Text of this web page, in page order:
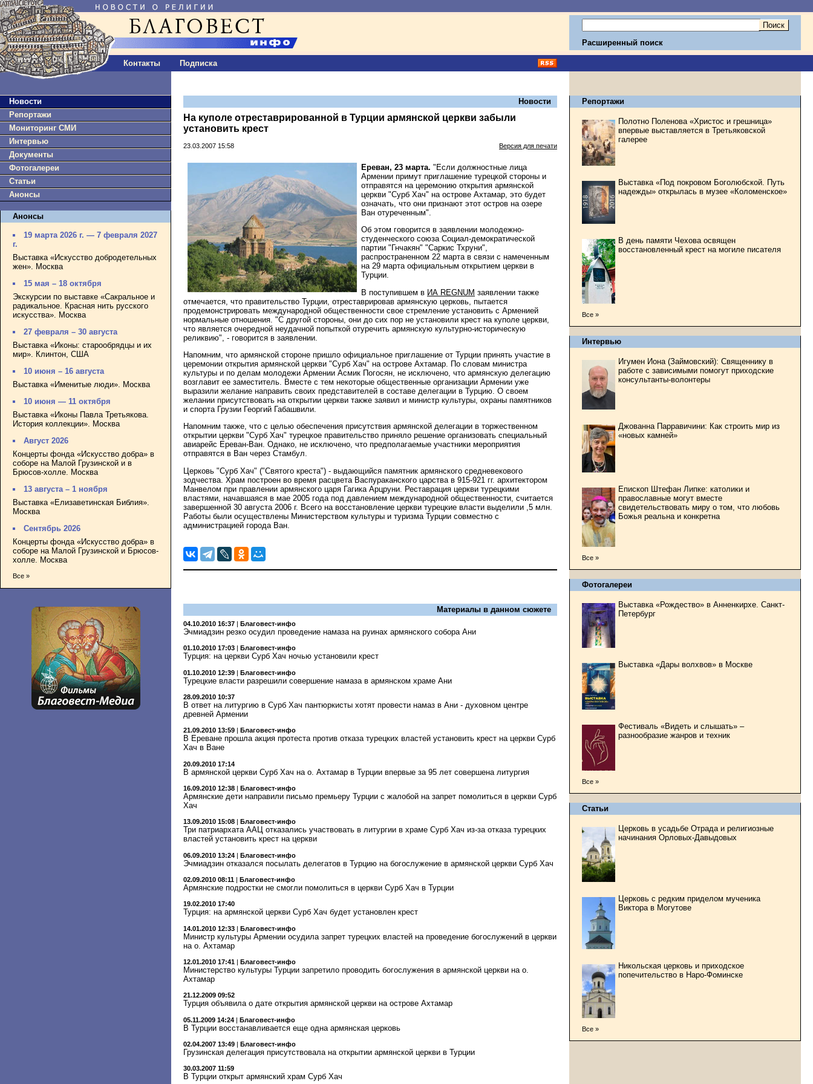
Контакты Подписка
Расширенный поиск
Новости
Репортажи
Мониторинг СМИ
Интервью
Документы
Фотогалереи
Статьи
Анонсы
Анонсы
19 марта 2026 г. — 7 февраля 2027
г.
Выставка «Искусство добродетельных
жен». Москва
15 мая – 18 октября
Экскурсии по выставке «Сакральное и
радикальное. Красная нить русского
искусства». Москва
27 февраля – 30 августа
Выставка «Иконы: старообрядцы и их
мир». Клинтон, США
10 июня – 16 августа
Выставка «Именитые люди». Москва
10 июня — 11 октября
Выставка «Иконы Павла Третьякова.
История коллекции». Москва
Август 2026
Концерты фонда «Искусство добра» в
соборе на Малой Грузинской и в
Брюсов-холле. Москва
13 августа – 1 ноября
Выставка «Елизаветинская Библия».
Москва
Сентябрь 2026
Концерты фонда «Искусство добра» в
соборе на Малой Грузинской и Брюсов-
холле. Москва
Все »
Новости
На куполе отреставрированной в Турции армянской церкви забыли
установить крест
23.03.2007 15:58 Версия для печати
Ереван, 23 марта. "Если должностные лица
Армении примут приглашение турецкой стороны и
отправятся на церемонию открытия армянской
церкви "Сурб Хач" на острове Ахтамар, это будет
означать, что они признают этот остров на озере
Ван отуреченным".
Об этом говорится в заявлении молодежно-
студенческого союза Социал-демократической
партии "Гнчакян" "Саркис Тхруни",
распространенном 22 марта в связи с намеченным
на 29 марта официальным открытием церкви в
Турции.
В поступившем в ИА REGNUM заявлении также
отмечается, что правительство Турции, отреставрировав армянскую церковь, пытается
продемонстрировать международной общественности свое стремление установить с Арменией
нормальные отношения. "С другой стороны, они до сих пор не установили крест на куполе церкви,
что является очередной неудачной попыткой отуречить армянскую культурно-историческую
реликвию", - говорится в заявлении.
Напомним, что армянской стороне пришло официальное приглашение от Турции принять участие в
церемонии открытия армянской церкви "Сурб Хач" на острове Ахтамар. По словам министра
культуры и по делам молодежи Армении Асмик Погосян, не исключено, что армянскую делегацию
возглавит ее заместитель. Вместе с тем некоторые общественные организации Армении уже
выразили желание направить своих представителей в составе делегации в Турцию. О своем
желании присутствовать на открытии церкви также заявил и министр культуры, охраны памятников
и спорта Грузии Георгий Габашвили.
Напомним также, что с целью обеспечения присутствия армянской делегации в торжественном
открытии церкви "Сурб Хач" турецкое правительство приняло решение организовать специальный
авиарейс Ереван-Ван. Однако, не исключено, что предполагаемые участники мероприятия
отправятся в Ван через Стамбул.
Церковь "Сурб Хач" ("Святого креста") - выдающийся памятник армянского средневекового
зодчества. Храм построен во время расцвета Васпураканского царства в 915-921 гг. архитектором
Манвелом при правлении армянского царя Гагика Арцруни. Реставрация церкви турецкими
властями, начавшаяся в мае 2005 года под давлением международной общественности, считается
завершенной 30 августа 2006 г. Всего на восстановление церкви турецкие власти выделили ,5 млн.
Работы были осуществлены Министерством культуры и туризма Турции совместно с
администрацией города Ван.
Материалы в данном сюжете
04.10.2010 16:37 | Благовест-инфо
Эчмиадзин резко осудил проведение намаза на руинах армянского собора Ани
01.10.2010 17:03 Благовест-инфо
Турция: на церкви Сурб Хач ночью установили крест
01.10.2010 12:39 | Благовест-инфо
Турецкие власти разрешили совершение намаза в армянском храме Ани
28.09.2010 10:37
В ответ на литургию в Сурб Хач пантюркисты хотят провести намаз в Ани - духовном центре
древней Армении
21.09.2010 13:59 Благовест-инфо
В Ереване прошла акция протеста против отказа турецких властей установить крест на церкви Сурб
Хач в Ване
20.09.2010 17:14
В армянской церкви Сурб Хач на о. Ахтамар в Турции впервые за 95 лет совершена литургия
16.09.2010 12:38 | Благовест-инфо
Армянские дети направили письмо премьеру Турции с жалобой на запрет помолиться в церкви Сурб
Хач
13.09.2010 15:08 Благовест-инфо
Три патриархата ААЦ отказались участвовать в литургии в храме Сурб Хач из-за отказа турецких
властей установить крест на церкви
06.09.2010 13:24 | Благовест-инфо
Эчмиадзин отказался посылать делегатов в Турцию на богослужение в армянской церкви Сурб Хач
02.09.2010 08:11 | Благовест-инфо
Армянские подростки не смогли помолиться в церкви Сурб Хач в Турции
19.02.2010 17:40
Турция: на армянской церкви Сурб Хач будет установлен крест
14.01.2010 12:33 | Благовест-инфо
Министр культуры Армении осудила запрет турецких властей на проведение богослужений в церкви
на о. Ахтамар
12.01.2010 17:41 | Благовест-инфо
Министерство культуры Турции запретило проводить богослужения в армянской церкви на о.
Ахтамар
21.12.2009 09:52
Турция объявила о дате открытия армянской церкви на острове Ахтамар
05.11.2009 14:24 | Благовест-инфо
В Турции восстанавливается еще одна армянская церковь
02.04.2007 13:49 | Благовест-инфо
Грузинская делегация присутствовала на открытии армянской церкви в Турции
30.03.2007 11:59
В Турции открыт армянский храм Сурб Хач
Репортажи
Полотно Поленова «Христос и грешница»
впервые выставляется в Третьяковской
галерее
Выставка «Под покровом Боголюбской. Путь
надежды» открылась в музее «Коломенское»
В день памяти Чехова освящен
восстановленный крест на могиле писателя
Все »
Интервью
Игумен Иона (Займовский): Священнику в
работе с зависимыми помогут приходские
консультанты-волонтеры
Джованна Парравичини: Как строить мир из
«новых камней»
Епископ Штефан Липке: католики и
православные могут вместе
свидетельствовать миру о том, что любовь
Божья реальна и конкретна
Все »
Фотогалереи
Выставка «Рождество» в Анненкирхе. Санкт-
Петербург
Выставка «Дары волхвов» в Москве
Фестиваль «Видеть и слышать» –
разнообразие жанров и техник
Все »
Статьи
Церковь в усадьбе Отрада и религиозные
начинания Орловых-Давыдовых
Церковь с редким приделом мученика
Виктора в Могутове
Никольская церковь и приходское
попечительство в Наро-Фоминске
Все »